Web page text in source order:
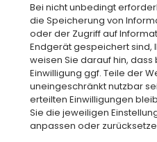
Bei nicht unbedingt
die Speicherung von
oder der Zugriff auf
Endgerät gespeichert sind,
weisen Sie darauf hin,
Einwilligung ggf. Teile der
uneingeschränkt nutzbar
erteilten Einwilligungen
Sie die jeweiligen
anpassen oder